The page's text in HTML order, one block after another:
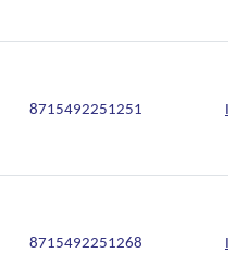
8715492251251
8715492251268